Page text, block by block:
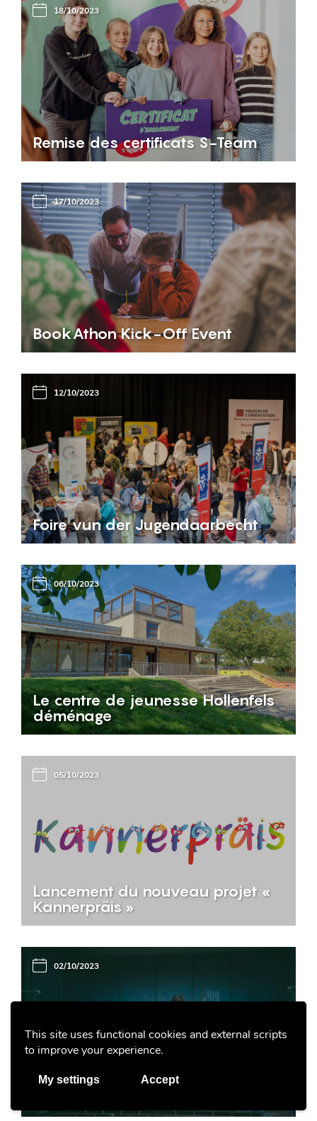
This site uses functional cookies and external scripts
to improve your experience.
My settings Accept
18/10/2023
Remise des certificats S-Team
17/10/2023
BookAthon Kick-Off Event
12/10/2023
Foire vun der Jugendaarbecht
06/10/2023
Le centre de jeunesse Hollenfels
déménage
05/10/2023
Lancement du nouveau projet «
Kannerpräis »
02/10/2023
BEE SECURE
Les challenges, des défis risqués